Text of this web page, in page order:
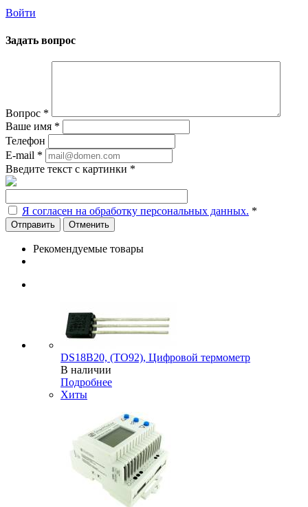
Войти
Задать вопрос
Вопрос *
Ваше имя *
Телефон
E-mail *
Введите текст с картинки *
Я согласен на обработку персональных данных. *
Отменить
Рекомендуемые товары
DS18B20, (TO92), Цифровой термометр
В наличии
Подробнее
Хиты